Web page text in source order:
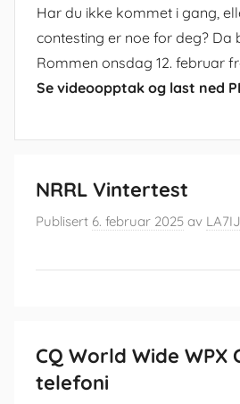
Har du ikke kommet i gang,
contesting er noe for deg? Da
Rommen onsdag 12. februar
Se videoopptak og last ned
NRRL Vintertest
Publisert 6. februar 2025 av
CQ World Wide WPX
telefoni